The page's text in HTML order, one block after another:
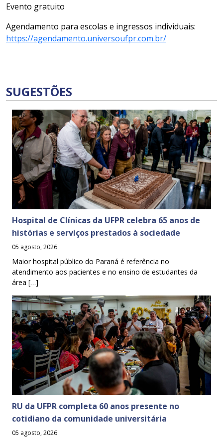
Evento gratuito
Agendamento para escolas e ingressos individuais:
https://agendamento.universoufpr.com.br/
SUGESTÕES
Hospital de Clínicas da UFPR celebra 65 anos de
histórias e serviços prestados à sociedade
05 agosto, 2026
Maior hospital público do Paraná é referência no
atendimento aos pacientes e no ensino de estudantes da
área […]
RU da UFPR completa 60 anos presente no
cotidiano da comunidade universitária
05 agosto, 2026